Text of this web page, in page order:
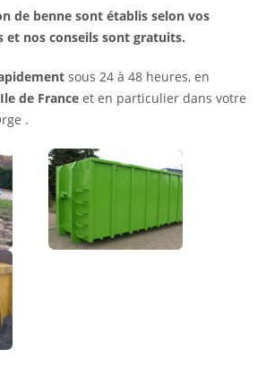
de benne sont établis selon vos
et nos conseils sont gratuits.
sous 24 à 48 heures, en
Ile de France et en particulier dans votre
.